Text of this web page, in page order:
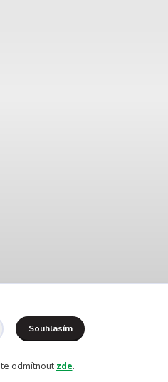
Neváhejte se zeptat:
Souhlasím
odmítnout zde.